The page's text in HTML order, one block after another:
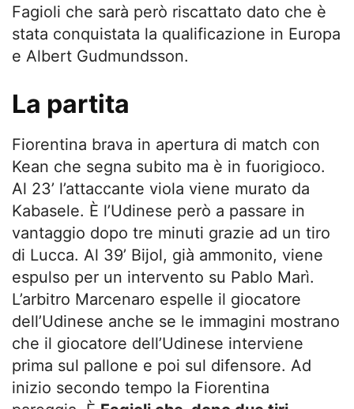
Fagioli che sarà però riscattato dato che è
stata conquistata la qualificazione in Europa
e Albert Gudmundsson.
La partita
Fiorentina brava in apertura di match con
Kean che segna subito ma è in fuorigioco.
Al 23’ l’attaccante viola viene murato da
Kabasele. È l’Udinese però a passare in
vantaggio dopo tre minuti grazie ad un tiro
di Lucca. Al 39’ Bijol, già ammonito, viene
espulso per un intervento su Pablo Marì.
L’arbitro Marcenaro espelle il giocatore
dell’Udinese anche se le immagini mostrano
che il giocatore dell’Udinese interviene
prima sul pallone e poi sul difensore. Ad
inizio secondo tempo la Fiorentina